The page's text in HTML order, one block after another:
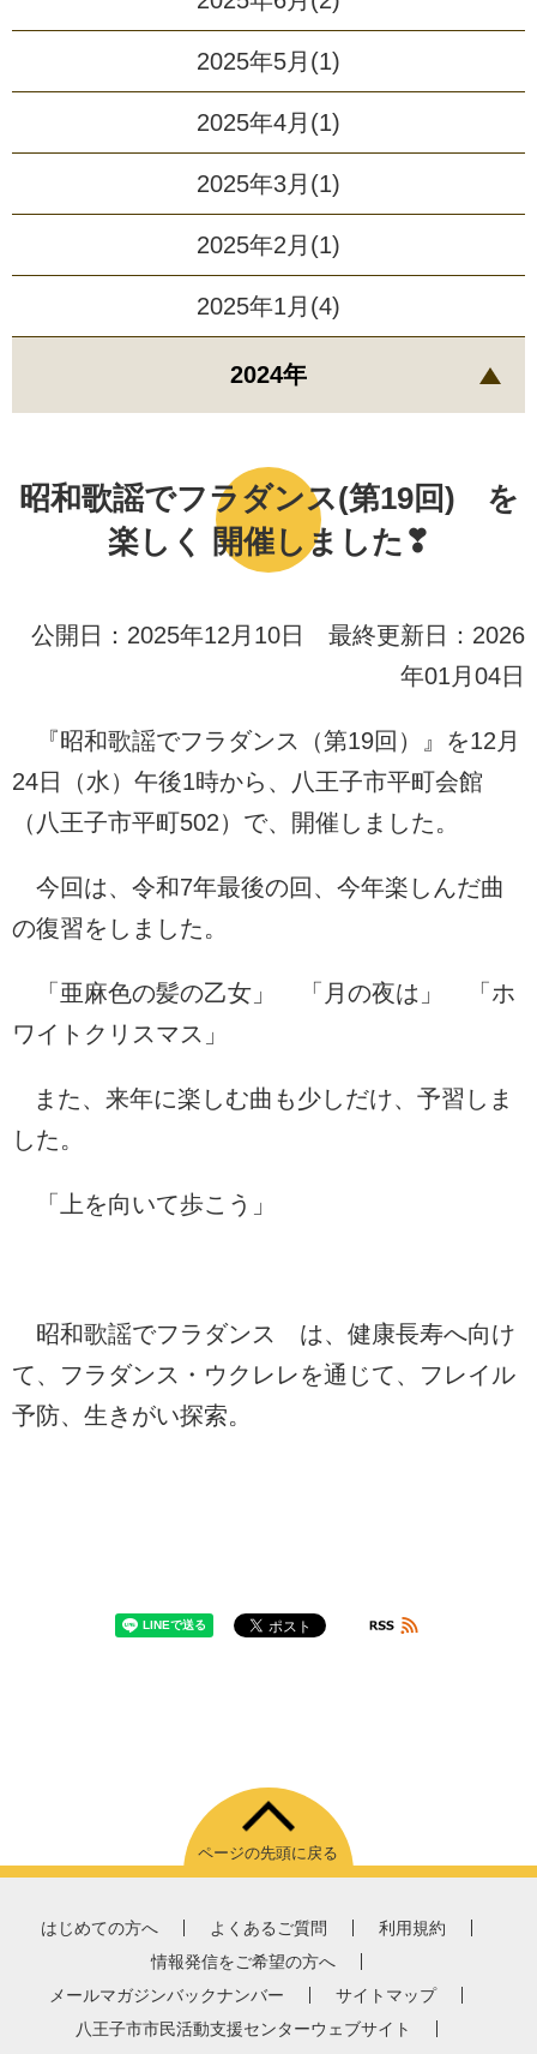
昭和歌謡でフラダンス(第19回) を
楽しく 開催しました❣
公開日：2025年12月10日 最終更新日：2026
年01月04日
『昭和歌謡でフラダンス（第19回）』を12月
24日（水）午後1時から、八王子市平町会館
（八王子市平町502）で、開催しました。
今回は、令和7年最後の回、今年楽しんだ曲
の復習をしました。
「亜麻色の髪の乙女」 「月の夜は」 「ホ
ワイトクリスマス」
また、来年に楽しむ曲も少しだけ、予習しま
した。
「上を向いて歩こう」
昭和歌謡でフラダンス は、健康長寿へ向け
て、フラダンス・ウクレレを通じて、フレイル
予防、生きがい探索。
2025年5月(1)
2025年4月(1)
2025年3月(1)
2025年2月(1)
2025年1月(4)
2024年
ページの先頭に戻る
はじめての方へ よくあるご質問
利用規約
情報発信をご希望の方へ
メールマガジンバックナンバー
サイトマップ
八王子市市民活動支援センターウェブサイト